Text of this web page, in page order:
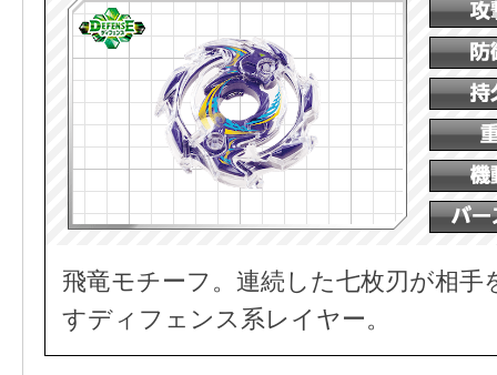
飛竜モチーフ。連続した七枚刃が相手
すディフェンス系レイヤー。